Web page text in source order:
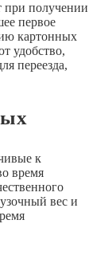
при получении
первое
картонных
удобство,
переезда,
к
время
вес и